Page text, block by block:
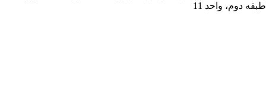
دوم، واحد 11